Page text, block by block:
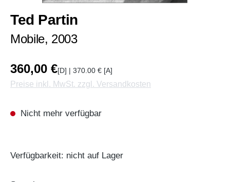
Ted Partin
Mobile, 2003
360,00 €[D] | 370.00 € [A]
Preise inkl. MwSt. zzgl. Versandkosten
Nicht mehr verfügbar
Verfügbarkeit: nicht auf Lager